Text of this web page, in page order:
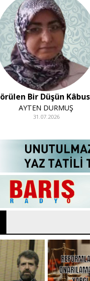
Bir Düşün
AYTEN DURMUŞ
31.07.2026